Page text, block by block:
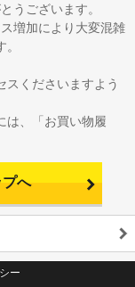
うございます。
増加により大変混雑
スくださいますよう
は、「お買い物履
プへ
ー